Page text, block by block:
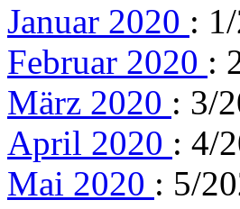
Januar 2020 :
Februar 2020 :
März 2020 : 3/
April 2020 : 4/
Mai 2020 : 5/